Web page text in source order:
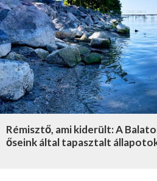
Rémisztő, ami kiderült: A
őseink által tapasztalt